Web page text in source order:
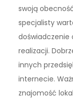
swoją
specjalisty
realizacji.
innych
internecie.
znajomość